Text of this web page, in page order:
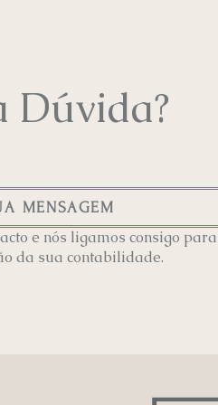
Dúvida?
MENSAGEM
e nós ligamos consigo
da sua contabilidade.